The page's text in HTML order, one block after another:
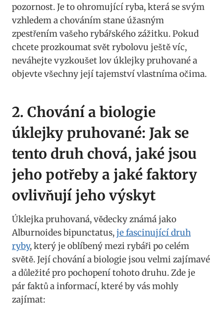
⁢pozornost.⁤ Je to ohromující ryba, ⁤která se svým
vzhledem a chováním ⁤stane úžasným
zpestřením ‍vašeho rybářského zážitku. Pokud⁢
chcete prozkoumat svět rybolovu ještě⁣ víc,
neváhejte vyzkoušet lov úklejky‌ pruhované a
⁣objevte všechny její ⁤tajemství⁣ vlastníma očima.
2. ⁢Chování a biologie
úklejky pruhované: Jak se
tento druh⁢ chová, jaké jsou
jeho potřeby a ‌jaké ‍faktory
⁢ovlivňují jeho výskyt
Úklejka pruhovaná, vědecky​ známá jako
Alburnoides bipunctatus,⁣je fascinující‍ druh
ryby, který je ‍oblíbený mezi ⁢rybáři⁤ po celém⁣
světě. Její chování​ a biologie jsou velmi⁣ zajímavé
a důležité pro pochopení tohoto druhu. Zde je
pár faktů a​ informací, které by⁣ vás‌ mohly
zajímat: